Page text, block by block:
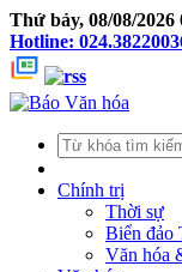
Thứ bảy, 08/08/2026
Hotline:
Chính trị
Thời sự
Biển đảo
Văn hóa